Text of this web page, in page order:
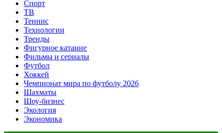
Спорт
ТВ
Теннис
Технологии
Тренды
Фигурное катание
Фильмы и сериалы
Футбол
Хоккей
Чемпионат мира по футболу 2026
Шахматы
Шоу-бизнес
Экология
Экономика